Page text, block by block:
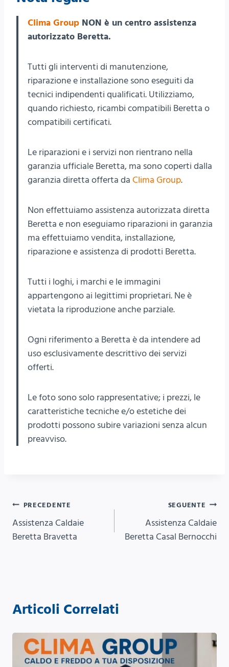
Clima Group NON è un centro assistenza
autorizzato Beretta.
Tutti gli interventi di manutenzione,
riparazione e installazione sono eseguiti da
tecnici indipendenti qualificati. Utilizziamo,
quando richiesto, ricambi compatibili Beretta o
compatibili certificati.
Le riparazioni e i servizi non rientrano nella
garanzia ufficiale Beretta, ma sono coperti dalla
garanzia diretta offerta da Clima Group.
Non effettuiamo assistenza autorizzata diretta
Beretta e non eseguiamo riparazioni in garanzia
ma effettuiamo vendita, installazione,
riparazione e assistenza di prodotti Beretta.
Tutti i loghi, i marchi e le immagini
appartengono ai legittimi proprietari. Ne è
vietata la riproduzione anche parziale.
Ogni riferimento a Beretta è da intendere ad
uso esclusivamente descrittivo dei servizi
offerti.
Le foto sono solo rappresentative; i prezzi, le
caratteristiche tecniche e/o estetiche dei
prodotti possono subire variazioni senza alcun
preavviso.
Navigazione
articoli
PRECEDENTE
Assistenza Caldaie
Beretta Bravetta
SEGUENTE
Assistenza Caldaie
Beretta Casal Bernocchi
Articoli Correlati